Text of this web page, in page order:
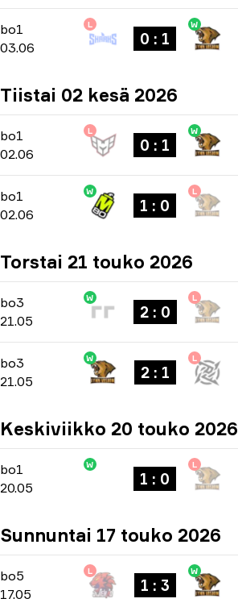
bo1
bo1
03.06
L
0 : 1
W
Tiistai 02 kesä 2026
bo1
bo1
02.06
L
0 : 1
W
bo1
bo1
02.06
W
1 : 0
L
Torstai 21 touko 2026
bo3 -bo3
21.05
W
2 : 0
L
bo3 -bo3
21.05
W
2 : 1
L
Keskiviikko 20 touko 2026
bo1 -bo1
20.05
W
1 : 0
L
Sunnuntai 17 touko 2026
bo5 -bo5
17.05
L
1 : 3
W